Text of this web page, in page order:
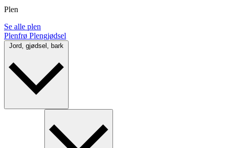
Plen
Se alle plen
Plenfrø Plengjødsel